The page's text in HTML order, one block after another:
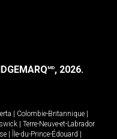
MD, 2026.
Colombie-Britannique
Terre-Neuve-et-Labrador
Île-du-Prince-Édouard